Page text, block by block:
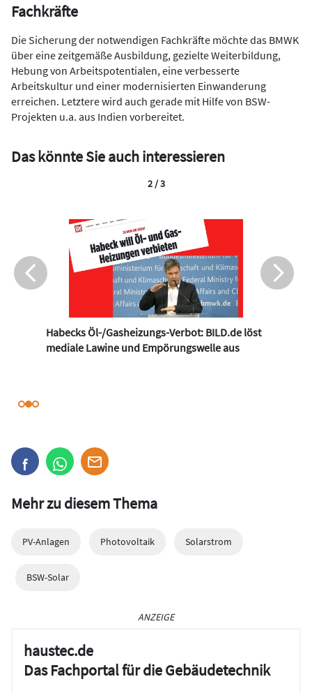
Fachkräfte
Die Sicherung der notwendigen Fachkräfte möchte das BMWK
über eine zeitgemäße Ausbildung, gezielte Weiterbildung,
Hebung von Arbeitspotentialen, eine verbesserte
Arbeitskultur und einer modernisierten Einwanderung
erreichen. Letztere wird auch gerade mit Hilfe von BSW-
Projekten u.a. aus Indien vorbereitet.
Das könnte Sie auch interessieren
Habecks Öl-/Gasheizungs-Verbot: BILD.de löst
mediale Lawine und Empörungswelle aus
2 / 3
Mehr zu diesem Thema
PV-Anlagen Photovoltaik Solarstrom
BSW-Solar
ANZEIGE
haustec.de
Das Fachportal für die Gebäudetechnik